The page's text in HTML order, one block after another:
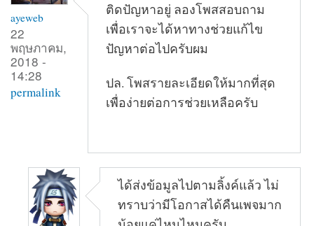
ayeweb
22
พฤษภาคม,
2018 -
14:28
permalink
ติดปัญหาอยู่ ลองโพสสอบถาม
เพื่อเราจะได้หาทางช่วยแก้ไข
ปัญหาต่อไปครับผม
ปล. โพสรายละเอียดให้มากที่สุด
เพื่อง่ายต่อการช่วยเหลือครับ
ได้ส่งข้อมูลไปตามลิ้งค์แล้ว ไม่
ทราบว่ามีโอกาสได้คืนเพจมาก